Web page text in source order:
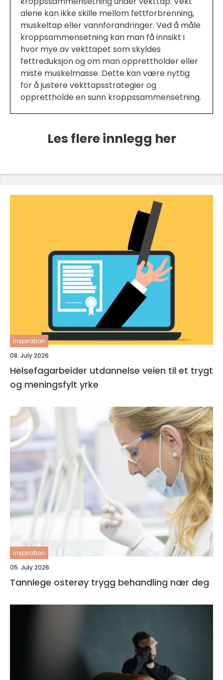
alene kan ikke skille mellom fettforbrenning,
muskeltap eller vannforandringer. Ved å måle
kroppsammensetning kan man få innsikt i
hvor mye av vekttapet som skyldes
fettreduksjon og om man opprettholder eller
miste muskelmasse. Dette kan være nyttig
for å justere vekttapsstrategier og
opprettholde en sunn kroppssammensetning.
Les flere innlegg her
inspiration
08. July 2026
Helsefagarbeider utdannelse veien til et trygt
og meningsfylt yrke
inspiration
05. July 2026
Tannlege osterøy trygg behandling nær deg